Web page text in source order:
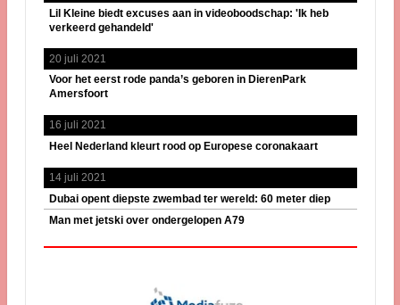
Lil Kleine biedt excuses aan in videoboodschap: 'Ik heb
verkeerd gehandeld'
20 juli 2021
Voor het eerst rode panda’s geboren in DierenPark
Amersfoort
16 juli 2021
Heel Nederland kleurt rood op Europese coronakaart
14 juli 2021
Dubai opent diepste zwembad ter wereld: 60 meter diep
Man met jetski over ondergelopen A79